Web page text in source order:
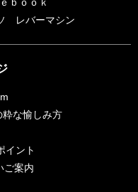
ｂｏｏｋ
レバーマシン
な愉しみ方
イント
ご案内